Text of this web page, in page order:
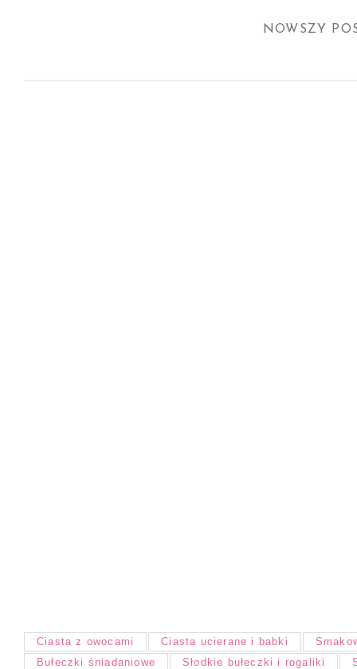
NOWSZY
Ciasta z owocami Ciasta ucierane i babki
Bułeczki śniadaniowe
Słodkie bułeczki i rogaliki